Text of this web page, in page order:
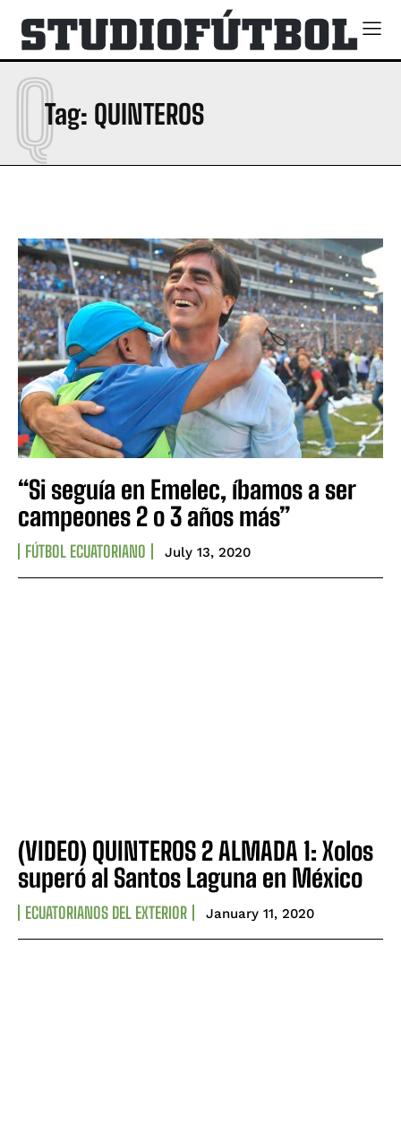
Tag: QUINTEROS
Q
“Si seguía en Emelec, íbamos a ser
campeones 2 o 3 años más”
FÚTBOL ECUATORIANO July 13, 2020
(VIDEO) QUINTEROS 2 ALMADA 1: Xolos
superó al Santos Laguna en México
ECUATORIANOS DEL EXTERIOR January 11, 2020